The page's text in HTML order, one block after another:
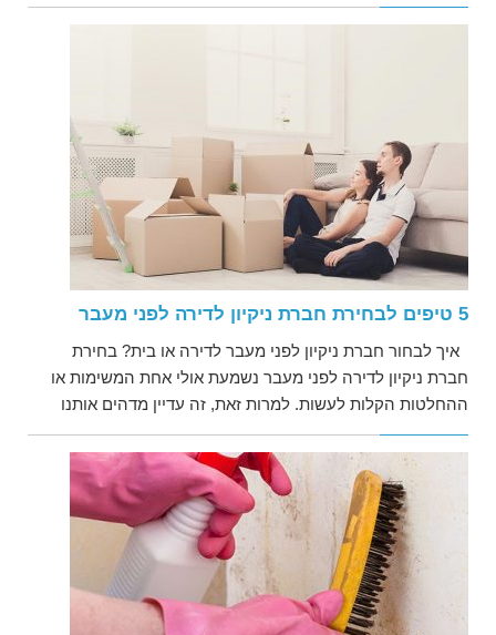
5 טיפים לבחירת חברת ניקיון לדירה לפני מעבר
איך לבחור חברת ניקיון לפני מעבר לדירה או בית? בחירת
חברת ניקיון לדירה לפני מעבר נשמעת אולי אחת המשימות או
ההחלטות הקלות לעשות. למרות זאת, זה עדיין מדהים אותנו